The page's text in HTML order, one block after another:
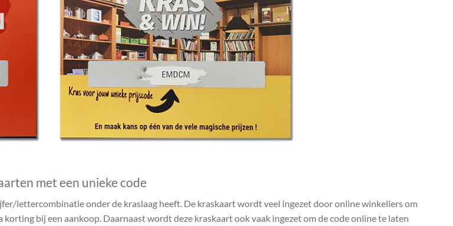
met een unieke code
lettercombinatie onder de kraslaag heeft. De kraskaart wordt veel ingezet door online winkeliers om
bij een aankoop. Daarnaast wordt deze kraskaart ook vaak ingezet om de code online te laten